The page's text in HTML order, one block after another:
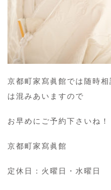
京都町家寫眞館では随時
は混みあいますので
お早めにご予約下さいね！
京都町家寫眞館
定休日：火曜日・水曜日